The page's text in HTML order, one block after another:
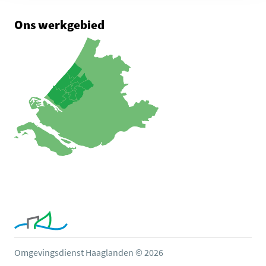
Ons werkgebied
Omgevingsdienst Haaglanden © 2026